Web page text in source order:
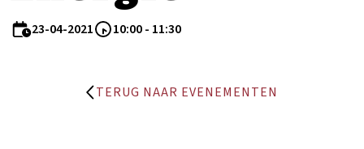
23-04-2021 10:00 - 11:30
TERUG NAAR EVENEMENTEN